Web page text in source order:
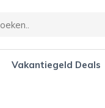
Vakantiegeld Deals